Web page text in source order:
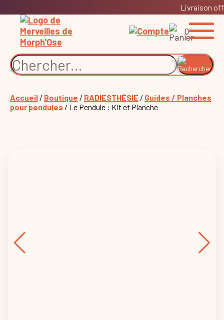
Livraison
0
Accueil / Boutique / RADIESTHÉSIE / Guides / Planches
pour pendules / Le Pendule : Kit et Planche